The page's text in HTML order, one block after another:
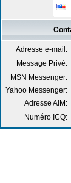
Adresse e-mail:
Message Privé:
MSN Messenger:
Yahoo Messenger:
Adresse AIM:
Numéro ICQ: